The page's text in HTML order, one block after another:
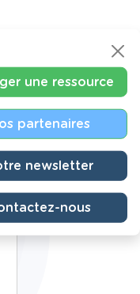
une ressource
partenaires
newsletter
nous